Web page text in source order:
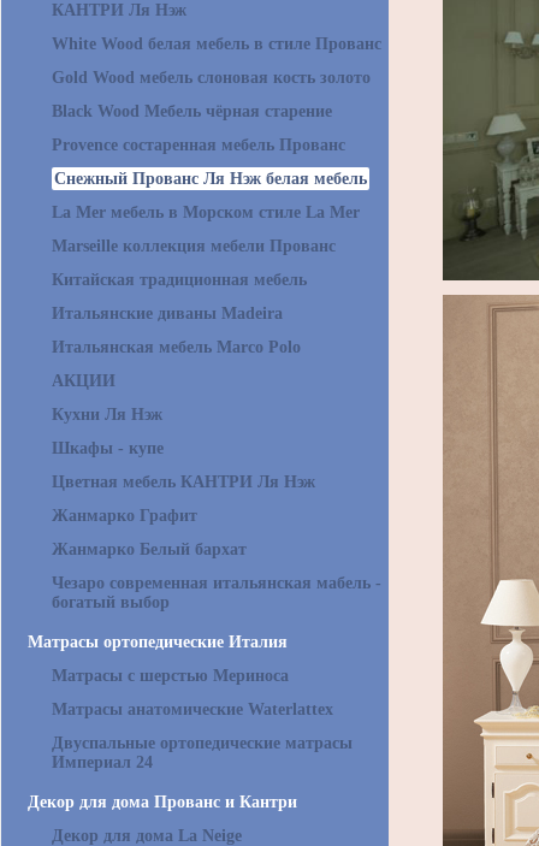
КАНТРИ Ля Нэж
White Wood белая мебель в стиле Прованс
Gold Wood мебель слоновая кость золото
Black Wood Мебель чёрная старение
Provence состаренная мебель Прованс
Снежный Прованс Ля Нэж белая мебель
La Mer мебель в Морском стиле La Mer
Marseille коллекция мебели Прованс
Китайская традиционная мебель
Итальянские диваны Madeira
Итальянская мебель Marco Polo
АКЦИИ
Кухни Ля Нэж
Шкафы - купе
Цветная мебель КАНТРИ Ля Нэж
Жанмарко Графит
Жанмарко Белый бархат
Чезаро современная итальянская мабель -
богатый выбор
Матрасы ортопедические Италия
Матрасы с шерстью Мериноса
Матрасы анатомические Waterlattex
Двуспальные ортопедические матрасы
Империал 24
Декор для дома Прованс и Кантри
Декор для дома La Neige